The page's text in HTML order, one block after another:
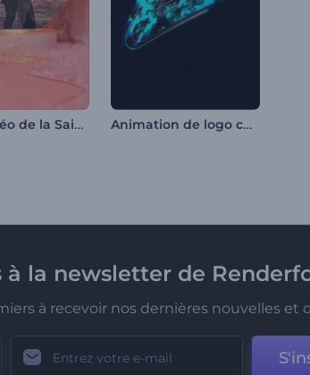
Carte vidéo de la Saint-Valentin Animation de logo chromatique
à la newsletter de
à recevoir nos dernières nouvelles et